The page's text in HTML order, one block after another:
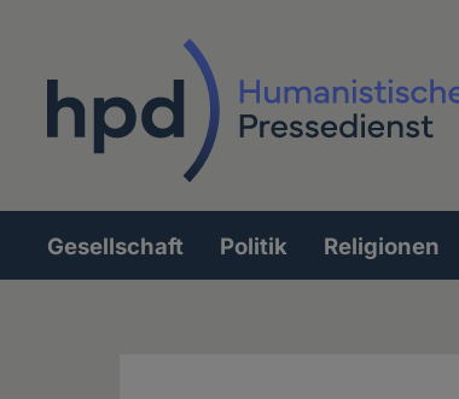
Hauptnavigation
Gesellschaft Politik Religionen